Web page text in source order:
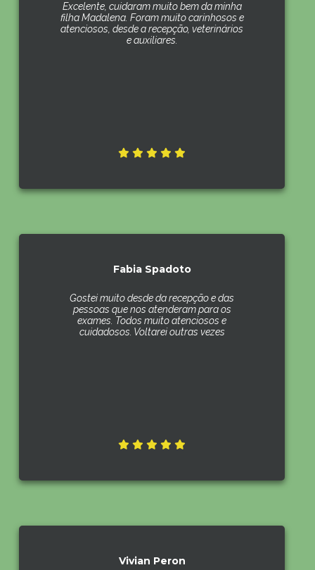
Excelente, cuidaram muito bem da minha
filha Madalena. Foram muito carinhosos e
atenciosos, desde a recepção, veterinários
e auxiliares.
Fabia Spadoto
Gostei muito desde da recepção e das
pessoas que nos atenderam para os
exames. Todos muito atenciosos e
cuidadosos. Voltarei outras vezes
Vivian Peron